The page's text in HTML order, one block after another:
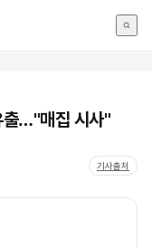
출…"매집 시사"
기사출처